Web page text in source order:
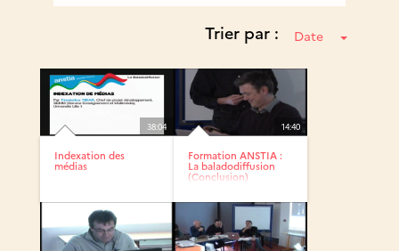
Trier par : Date
38:04
Indexation des
médias
14:40
Formation ANSTIA :
La baladodiffusion
(Conclusion)